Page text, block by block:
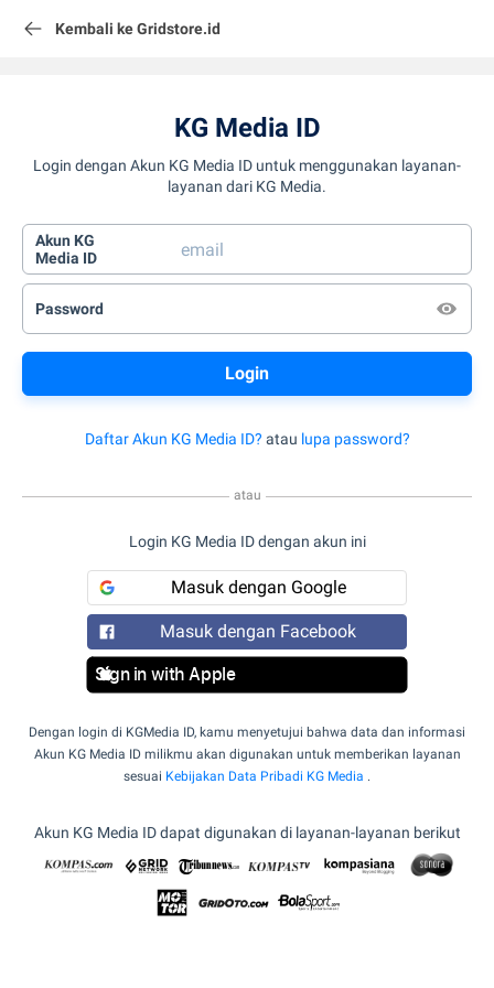
Kembali ke Gridstore.id
KG Media ID
Login dengan Akun KG Media ID untuk menggunakan layanan-
layanan dari KG Media.
Akun KG
Media ID
Password
Daftar Akun KG Media ID? atau lupa password?
atau
Login KG Media ID dengan akun ini
Masuk dengan Google
Masuk dengan Facebook
Sign in with Apple
Dengan login di KGMedia ID, kamu menyetujui bahwa data dan informasi
Akun KG Media ID milikmu akan digunakan untuk memberikan layanan
sesuai Kebijakan Data Pribadi KG Media .
Akun KG Media ID dapat digunakan di layanan-layanan berikut